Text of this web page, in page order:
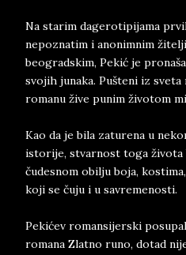
Na starim dagerotipijama
nepoznatim i anonimnim
beogradskim, Pekić je
svojih junaka. Pušteni iz
romanu žive punim životom
Kao da je bila zaturena u
istorije, stvarnost toga života
čudesnom obilju boja,
koji se čuju i u savremenosti.
Pekićev romansijerski
romana Zlatno runo, dotad